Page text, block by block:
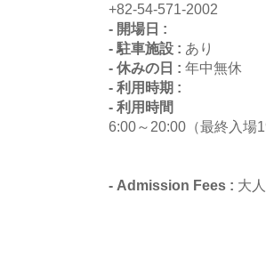
+82-54-571-2002
- 開場日 :
- 駐車施設 : あり
- 休みの日 : 年中無休
- 利用時期 :
- 利用時間
6:00～20:00（最終入場
- Admission Fees : 大